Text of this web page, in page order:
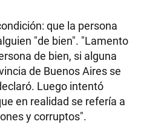
que la persona
"de bien". "Lamento
de bien, si alguna
de Buenos Aires se
Luego intentó
en realidad se refería a
y corruptos".